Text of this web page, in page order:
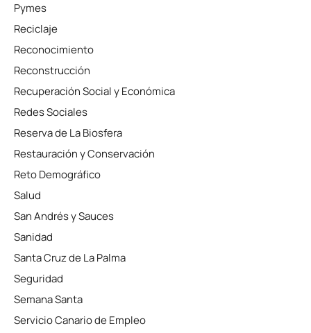
Pymes
Reciclaje
Reconocimiento
Reconstrucción
Recuperación Social y Económica
Redes Sociales
Reserva de La Biosfera
Restauración y Conservación
Reto Demográfico
Salud
San Andrés y Sauces
Sanidad
Santa Cruz de La Palma
Seguridad
Semana Santa
Servicio Canario de Empleo